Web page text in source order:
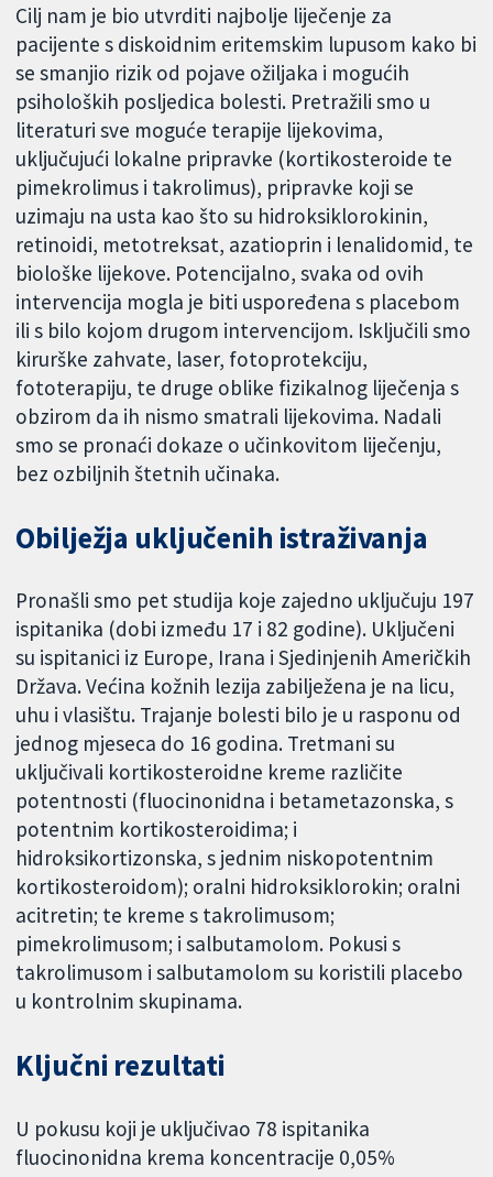
Cilj nam je bio utvrditi najbolje liječenje za
pacijente s diskoidnim eritemskim lupusom kako bi
se smanjio rizik od pojave ožiljaka i mogućih
psiholoških posljedica bolesti. Pretražili smo u
literaturi sve moguće terapije lijekovima,
uključujući lokalne pripravke (kortikosteroide te
pimekrolimus i takrolimus), pripravke koji se
uzimaju na usta kao što su hidroksiklorokinin,
retinoidi, metotreksat, azatioprin i lenalidomid, te
biološke lijekove. Potencijalno, svaka od ovih
intervencija mogla je biti uspoređena s placebom
ili s bilo kojom drugom intervencijom. Isključili smo
kirurške zahvate, laser, fotoprotekciju,
fototerapiju, te druge oblike fizikalnog liječenja s
obzirom da ih nismo smatrali lijekovima. Nadali
smo se pronaći dokaze o učinkovitom liječenju,
bez ozbiljnih štetnih učinaka.
Obilježja uključenih istraživanja
Pronašli smo pet studija koje zajedno uključuju 197
ispitanika (dobi između 17 i 82 godine). Uključeni
su ispitanici iz Europe, Irana i Sjedinjenih Američkih
Država. Većina kožnih lezija zabilježena je na licu,
uhu i vlasištu. Trajanje bolesti bilo je u rasponu od
jednog mjeseca do 16 godina. Tretmani su
uključivali kortikosteroidne kreme različite
potentnosti (fluocinonidna i betametazonska, s
potentnim kortikosteroidima; i
hidroksikortizonska, s jednim niskopotentnim
kortikosteroidom); oralni hidroksiklorokin; oralni
acitretin; te kreme s takrolimusom;
pimekrolimusom; i salbutamolom. Pokusi s
takrolimusom i salbutamolom su koristili placebo
u kontrolnim skupinama.
Ključni rezultati
U pokusu koji je uključivao 78 ispitanika
fluocinonidna krema koncentracije 0,05%